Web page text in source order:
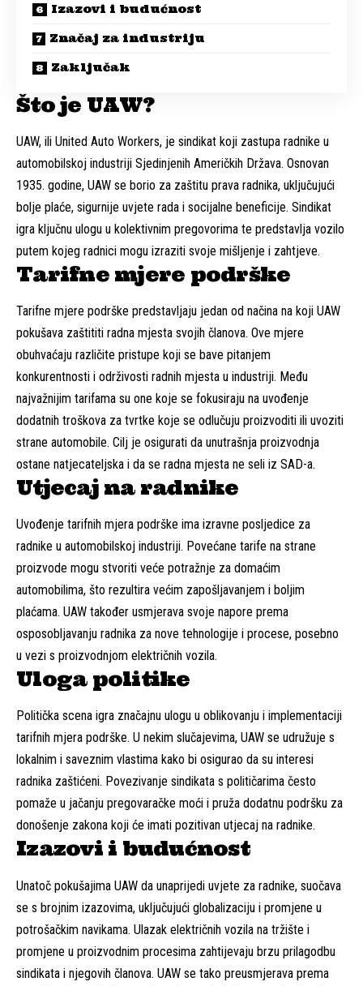
Izazovi i budućnost
Značaj za industriju
Zaključak
Što je UAW?
UAW, ili United Auto Workers, je sindikat koji zastupa radnike u
automobilskoj industriji Sjedinjenih Američkih Država. Osnovan
1935. godine, UAW se borio za zaštitu prava radnika, uključujući
bolje plaće, sigurnije uvjete rada i socijalne beneficije. Sindikat
igra ključnu ulogu u kolektivnim pregovorima te predstavlja vozilo
putem kojeg radnici mogu izraziti svoje mišljenje i zahtjeve.
Tarifne mjere podrške
Tarifne mjere podrške predstavljaju jedan od načina na koji UAW
pokušava zaštititi radna mjesta svojih članova. Ove mjere
obuhvaćaju različite pristupe koji se bave pitanjem
konkurentnosti i održivosti radnih mjesta u industriji. Među
najvažnijim tarifama su one koje se fokusiraju na uvođenje
dodatnih troškova za tvrtke koje se odlučuju proizvoditi ili uvoziti
strane automobile. Cilj je osigurati da unutrašnja proizvodnja
ostane natjecateljska i da se radna mjesta ne seli iz SAD-a.
Utjecaj na radnike
Uvođenje tarifnih mjera podrške ima izravne posljedice za
radnike u automobilskoj industriji. Povećane tarife na strane
proizvode mogu stvoriti veće potražnje za domaćim
automobilima, što rezultira većim zapošljavanjem i boljim
plaćama. UAW također usmjerava svoje napore prema
osposobljavanju radnika za nove tehnologije i procese, posebno
u vezi s proizvodnjom električnih vozila.
Uloga politike
Politička scena igra značajnu ulogu u oblikovanju i implementaciji
tarifnih mjera podrške. U nekim slučajevima, UAW se udružuje s
lokalnim i saveznim vlastima kako bi osigurao da su interesi
radnika zaštićeni. Povezivanje sindikata s političarima često
pomaže u jačanju pregovaračke moći i pruža dodatnu podršku za
donošenje zakona koji će imati pozitivan utjecaj na radnike.
Izazovi i budućnost
Unatoč pokušajima UAW da unaprijedi uvjete za radnike, suočava
se s brojnim izazovima, uključujući globalizaciju i promjene u
potrošačkim navikama. Ulazak električnih vozila na tržište i
promjene u proizvodnim procesima zahtijevaju brzu prilagodbu
sindikata i njegovih članova. UAW se tako preusmjerava prema